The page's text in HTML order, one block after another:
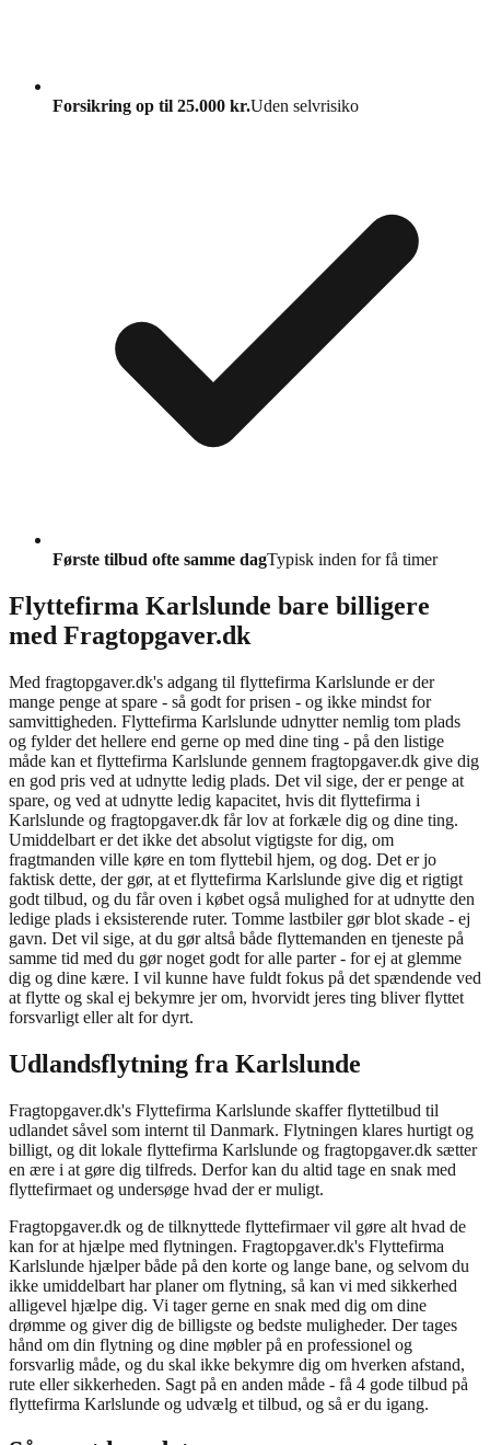
Forsikring op til 25.000 kr.Uden selvrisiko
Første tilbud ofte samme dagTypisk inden for få timer
Flyttefirma Karlslunde bare billigere
med Fragtopgaver.dk
Med fragtopgaver.dk's adgang til flyttefirma Karlslunde er der
mange penge at spare - så godt for prisen - og ikke mindst for
samvittigheden. Flyttefirma Karlslunde udnytter nemlig tom plads
og fylder det hellere end gerne op med dine ting - på den listige
måde kan et flyttefirma Karlslunde gennem fragtopgaver.dk give dig
en god pris ved at udnytte ledig plads. Det vil sige, der er penge at
spare, og ved at udnytte ledig kapacitet, hvis dit flyttefirma i
Karlslunde og fragtopgaver.dk får lov at forkæle dig og dine ting.
Umiddelbart er det ikke det absolut vigtigste for dig, om
fragtmanden ville køre en tom flyttebil hjem, og dog. Det er jo
faktisk dette, der gør, at et flyttefirma Karlslunde give dig et rigtigt
godt tilbud, og du får oven i købet også mulighed for at udnytte den
ledige plads i eksisterende ruter. Tomme lastbiler gør blot skade - ej
gavn. Det vil sige, at du gør altså både flyttemanden en tjeneste på
samme tid med du gør noget godt for alle parter - for ej at glemme
dig og dine kære. I vil kunne have fuldt fokus på det spændende ved
at flytte og skal ej bekymre jer om, hvorvidt jeres ting bliver flyttet
forsvarligt eller alt for dyrt.
Udlandsflytning fra Karlslunde
Fragtopgaver.dk's Flyttefirma Karlslunde skaffer flyttetilbud til
udlandet såvel som internt til Danmark. Flytningen klares hurtigt og
billigt, og dit lokale flyttefirma Karlslunde og fragtopgaver.dk sætter
en ære i at gøre dig tilfreds. Derfor kan du altid tage en snak med
flyttefirmaet og undersøge hvad der er muligt.
Fragtopgaver.dk og de tilknyttede flyttefirmaer vil gøre alt hvad de
kan for at hjælpe med flytningen. Fragtopgaver.dk's Flyttefirma
Karlslunde hjælper både på den korte og lange bane, og selvom du
ikke umiddelbart har planer om flytning, så kan vi med sikkerhed
alligevel hjælpe dig. Vi tager gerne en snak med dig om dine
drømme og giver dig de billigste og bedste muligheder. Der tages
hånd om din flytning og dine møbler på en professionel og
forsvarlig måde, og du skal ikke bekymre dig om hverken afstand,
rute eller sikkerheden. Sagt på en anden måde - få 4 gode tilbud på
flyttefirma Karlslunde og udvælg et tilbud, og så er du igang.